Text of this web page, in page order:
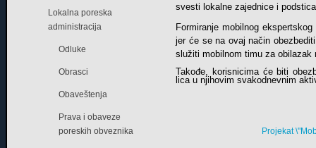
svesti lokalne zajednice i
Formiranje mobilnog
jer će se na ovaj način
služiti mobilnom timu za obilazak
Takođe, korisnicima će biti
lica u njihovim svakodnevnim
Projekat
Lokalna poreska
administracija
Odluke
Obrasci
Obaveštenja
Prava i obaveze
poreskih obveznika